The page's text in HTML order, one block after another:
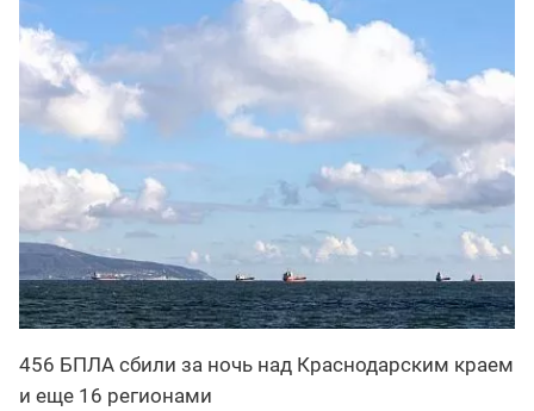
456 БПЛА сбили за ночь над Краснодарским краем
и еще 16 регионами